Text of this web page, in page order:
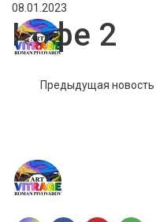
08.01.2023
Кофе 2
Предыдущая новость